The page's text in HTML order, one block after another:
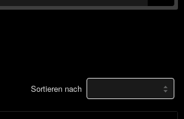
Sortieren nach